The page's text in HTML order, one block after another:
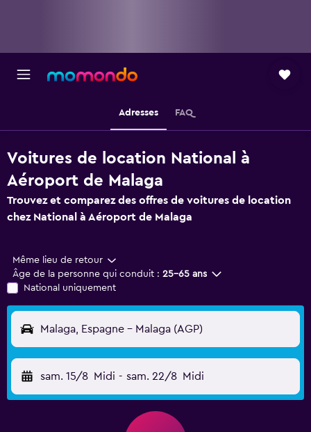
Adresses FAQ
Voitures de location National à
Aéroport de Malaga
Trouvez et comparez des offres de voitures de location
chez National à Aéroport de Malaga
Même lieu de retour
Âge de la personne qui conduit : 25-65 ans
National uniquement
Malaga, Espagne - Malaga (AGP)
sam. 15/8 Midi - sam. 22/8 Midi